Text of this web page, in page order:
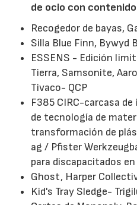
de ocio con
Recogedor de bayas,
Silla Blue Finn, Bywyd
ESSENS - Edición
Tierra, Samsonite,
Tivaco- QCP
F385 CIRC-carcasa
de tecnología de
transformación de
ag / Pfister
para discapacitados
Ghost, Harper
Kid's Tray Sledge-